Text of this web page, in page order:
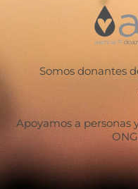
Somos donantes
Apoyamos a personas